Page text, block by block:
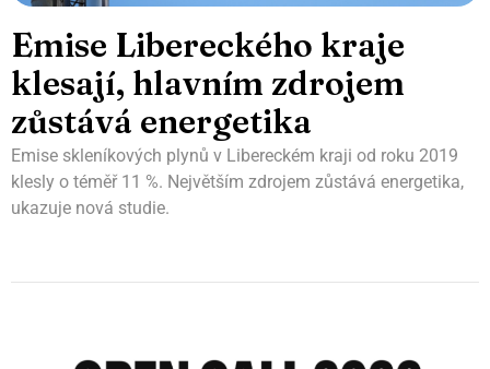
Emise Libereckého kraje
klesají, hlavním zdrojem
zůstává energetika
Emise skleníkových plynů v Libereckém kraji od roku 2019
klesly o téměř 11 %. Největším zdrojem zůstává energetika,
ukazuje nová studie.